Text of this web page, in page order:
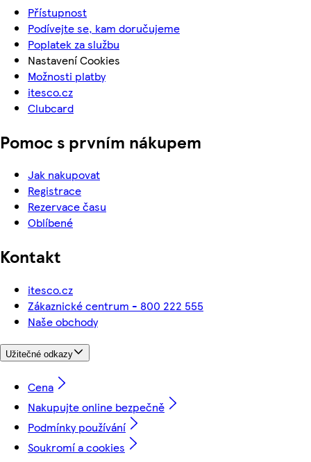
Přístupnost
Podívejte se, kam doručujeme
Poplatek za službu
Nastavení Cookies
Možnosti platby
itesco.cz
Clubcard
Pomoc s prvním nákupem
Jak nakupovat
Registrace
Rezervace času
Oblíbené
Kontakt
itesco.cz
Zákaznické centrum - 800 222 555
Naše obchody
Užitečné odkazy
Cena
Nakupujte online bezpečně
Podmínky používání
Soukromí a cookies